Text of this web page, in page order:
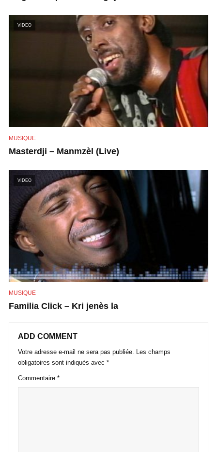
VIDEO
MUSIQUE
Masterdji – Manmzèl (Live)
VIDEO
MUSIQUE
Familia Click – Kri jenès la
ADD COMMENT
Votre adresse e-mail ne sera pas publiée. Les champs
obligatoires sont indiqués avec *
Commentaire *